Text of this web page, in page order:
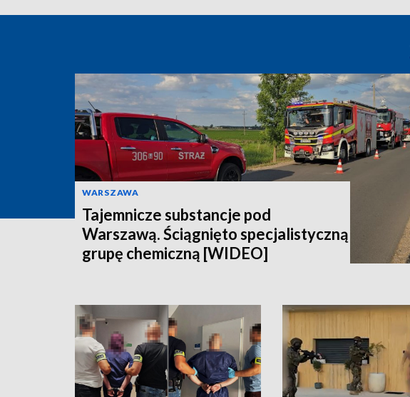
WARSZAWA
Tajemnicze substancje pod
Warszawą. Ściągnięto specjalistyczną
grupę chemiczną [WIDEO]